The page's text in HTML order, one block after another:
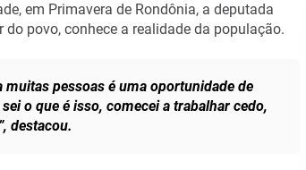
em Primavera de Rondônia, a deputada
povo, conhece a realidade da população.
pessoas é uma oportunidade de
o que é isso, comecei a trabalhar cedo,
destacou.